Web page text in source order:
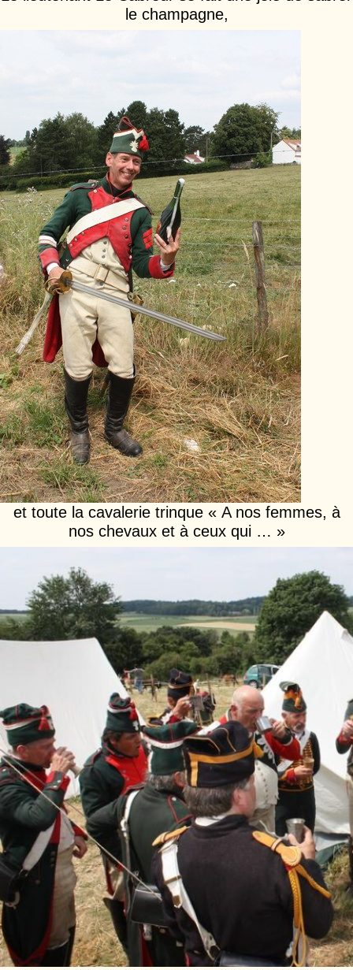
le champagne,
et toute la cavalerie trinque « A nos femmes, à
nos chevaux et à ceux qui … »